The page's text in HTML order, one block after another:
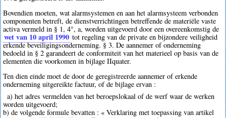
Bovendien moeten, wat alarmsystemen en aan het alarmsysteem verbonden
componenten betreft, de dienstverrichtingen betreffende de materiële vaste
activa vermeld in § 1, 4°, a, worden uitgevoerd door een overeenkomstig de
wet van 10 april 1990 tot regeling van de private en bijzondere veiligheid
erkende beveiligingsonderneming. § 3. De aannemer of onderneming
bedoeld in § 2 garandeert de conformiteit van het materieel op basis van de
elementen die voorkomen in bijlage IIquater.
Ten dien einde moet de door de geregistreerde aannemer of erkende
onderneming uitgereikte factuur, of de bijlage ervan :
a) het adres vermelden van het beroepslokaal of de werf waar de werken
worden uitgevoerd;
b) de volgende formule bevatten : « Verklaring met toepassing van artikel